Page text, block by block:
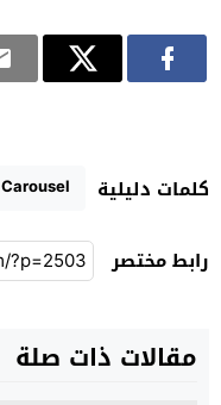
كلمات دليلية Carousel
رابط مختصر
مقالات ذات صلة